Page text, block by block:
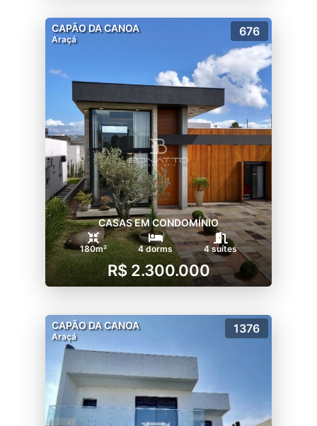
CAPÃO DA CANOA
Araçá
676
CASAS EM CONDOMÍNIO
180m² 4 dorms 4 suítes
R$ 2.300.000
CAPÃO DA CANOA
Araçá
1376